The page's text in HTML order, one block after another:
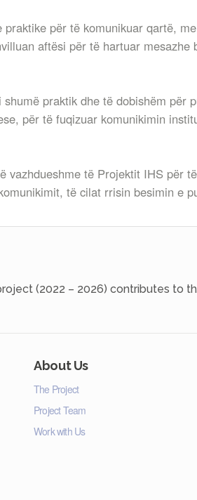
për të komunikuar qartë,
aftësi për të hartuar
praktik dhe të dobishëm
për të fuqizuar komunikimin
vazhdueshme të Projektit IHS për
të cilat rrisin besimin e
(2022 – 2026) contributes to
About Us
The Project
Project Team
Work with Us